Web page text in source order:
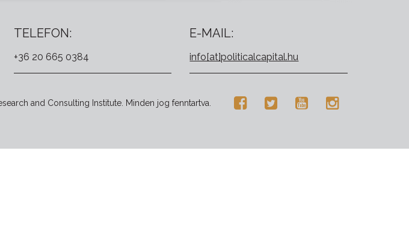
TELEFON:
+36 20 665 0384
E-MAIL:
info[at]politicalcapital.hu
and Consulting Institute. Minden jog fenntartva.